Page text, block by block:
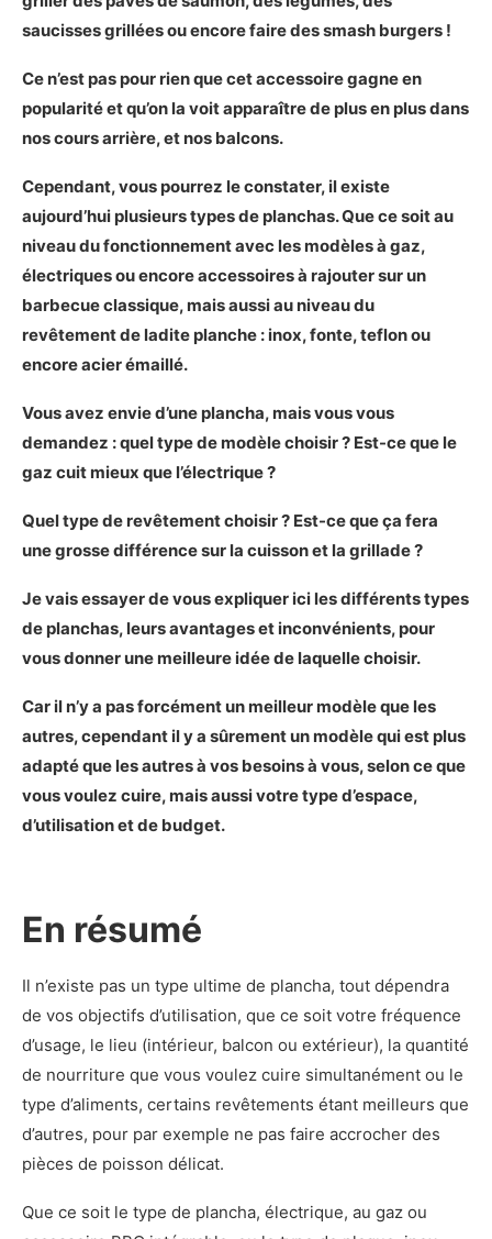
saucisses grillées ou encore faire des smash burgers !
Ce n’est pas pour rien que cet accessoire gagne en
popularité et qu’on la voit apparaître de plus en plus dans
nos cours arrière, et nos balcons.
Cependant, vous pourrez le constater, il existe
aujourd’hui plusieurs types de planchas. Que ce soit au
niveau du fonctionnement avec les modèles à gaz,
électriques ou encore accessoires à rajouter sur un
barbecue classique, mais aussi au niveau du
revêtement de ladite planche : inox, fonte, teflon ou
encore acier émaillé.
Vous avez envie d’une plancha, mais vous vous
demandez : quel type de modèle choisir ? Est-ce que le
gaz cuit mieux que l’électrique ?
Quel type de revêtement choisir ? Est-ce que ça fera
une grosse différence sur la cuisson et la grillade ?
Je vais essayer de vous expliquer ici les différents types
de planchas, leurs avantages et inconvénients, pour
vous donner une meilleure idée de laquelle choisir.
Car il n’y a pas forcément un meilleur modèle que les
autres, cependant il y a sûrement un modèle qui est plus
adapté que les autres à vos besoins à vous, selon ce que
vous voulez cuire, mais aussi votre type d’espace,
d’utilisation et de budget.
En résumé
Il n’existe pas un type ultime de plancha, tout dépendra
de vos objectifs d’utilisation, que ce soit votre fréquence
d’usage, le lieu (intérieur, balcon ou extérieur), la quantité
de nourriture que vous voulez cuire simultanément ou le
type d’aliments, certains revêtements étant meilleurs que
d’autres, pour par exemple ne pas faire accrocher des
pièces de poisson délicat.
Que ce soit le type de plancha, électrique, au gaz ou